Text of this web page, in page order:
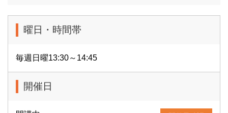
曜日・時間帯
毎週日曜13:30～14:45
開催日